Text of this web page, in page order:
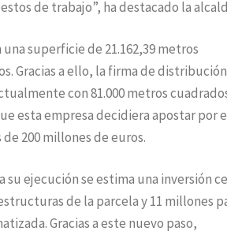
de trabajo”, ha destacado la
una superficie de 21.162,39 metros
Gracias a ello, la firma de distribución
con 81.000 metros
esta empresa decidiera apostar por
200 millones de euros.
ejecución se estima una inversión
de la parcela y 11 millones
Gracias a este nuevo paso,